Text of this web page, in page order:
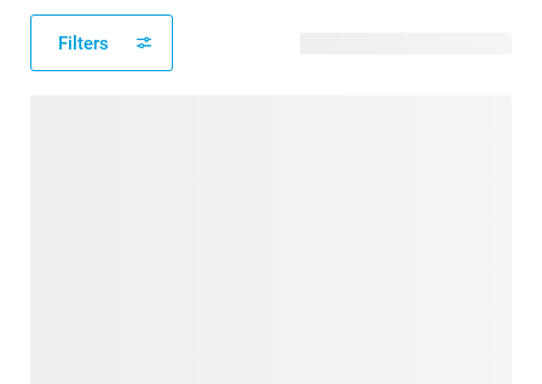
Filters